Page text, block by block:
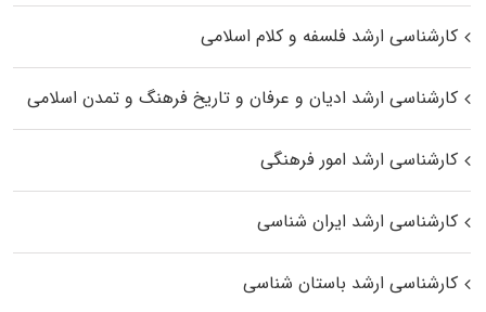
کارشناسی ارشد فلسفه و کلام اسلامی
کارشناسی ارشد ادیان و عرفان و تاریخ فرهنگ و تمدن اسلامی
کارشناسی ارشد امور فرهنگی
کارشناسی ارشد ایران شناسی
کارشناسی ارشد باستان شناسی